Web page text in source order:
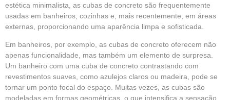
estética minimalista, as cubas de concreto são frequentemente
usadas em banheiros, cozinhas e, mais recentemente, em áreas
externas, proporcionando uma aparência limpa e sofisticada.
Em banheiros, por exemplo, as cubas de concreto oferecem não
apenas funcionalidade, mas também um elemento de surpresa.
Um banheiro com uma cuba de concreto contrastando com
revestimentos suaves, como azulejos claros ou madeira, pode se
tornar um ponto focal do espaço. Muitas vezes, as cubas são
modeladas em formas geométricas, o que intensifica a sensação